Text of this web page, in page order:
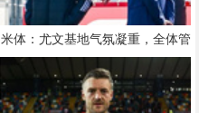
米体：尤文基地气氛凝重，全体管
理层与斯帕莱蒂现身训练场